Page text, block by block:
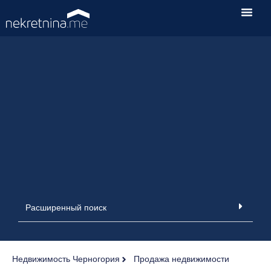
Расширенный поиск
Недвижимость Черногория Продажа недвижимости